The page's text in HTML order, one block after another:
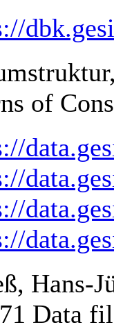
of
Hans-
Data